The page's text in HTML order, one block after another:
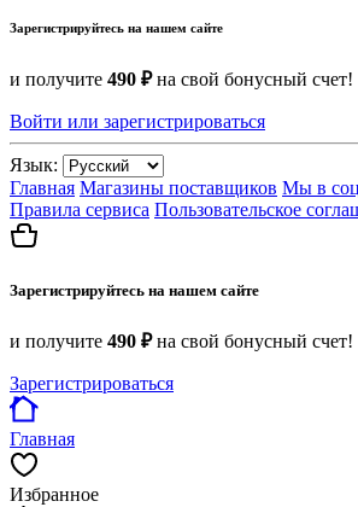
Зарегистрируйтесь на нашем сайте
и получите 490 ₽на свой бонусный счет!
Войти или зарегистрироваться
Язык:
Главная Магазины поставщиков Мы в
Правила сервиса Пользовательское
Зарегистрируйтесь на нашем сайте
и получите 490 ₽на свой бонусный счет!
Зарегистрироваться
Главная
Избранное